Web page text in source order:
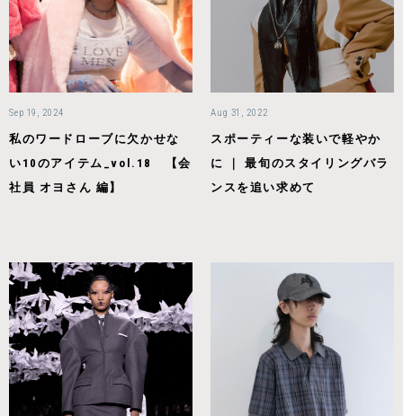
Sep 19, 2024
私のワードローブに欠かせな
い10のアイテム_vol.18 【会
社員 オヨさん 編】
Aug 31, 2022
スポーティーな装いで軽やか
に ｜ 最旬のスタイリングバラ
ンスを追い求めて